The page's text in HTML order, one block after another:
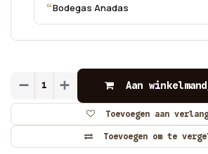
“Bodegas Anadas
Aan
Toevoegen om te
Toevoegen aan